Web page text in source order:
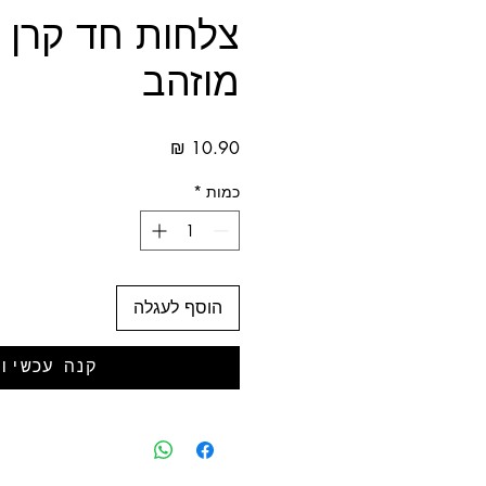
צלחות חד
מוזהב
כמות *
הוסף לעגלה
קנה